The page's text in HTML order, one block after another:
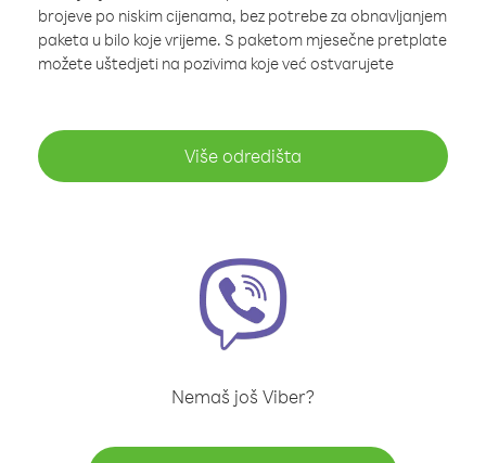
brojeve po niskim cijenama, bez potrebe za obnavljanjem
paketa u bilo koje vrijeme. S paketom mjesečne pretplate
možete uštedjeti na pozivima koje već ostvarujete
Više odredišta
Nemaš još Viber?